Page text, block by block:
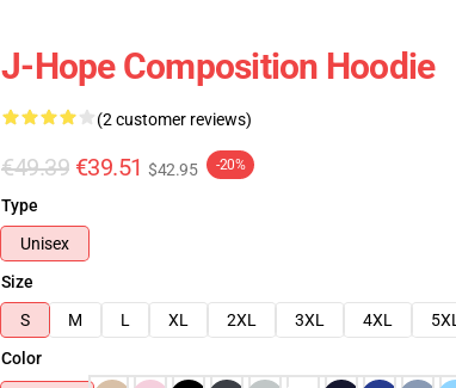
J-Hope Composition Hoodie
(2 customer reviews)
€49.39 €39.51 $42.95 -20%
Type
Unisex
Size
S
M L XL 2XL 3XL 4XL
5XL
Color